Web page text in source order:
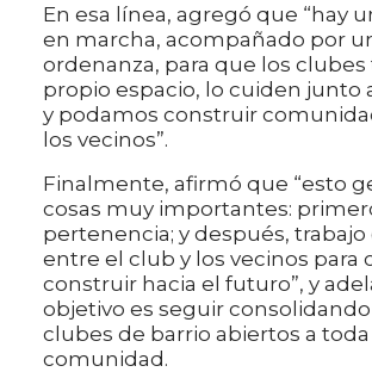
En esa línea, agregó que “hay
en marcha, acompañado por
ordenanza, para que los
propio espacio, lo cuiden junto
y podamos construir
los vecinos”.
Finalmente, afirmó que “esto
cosas muy importantes:
pertenencia; y después,
entre el club y los vecinos para
construir hacia el futuro”, y
objetivo es seguir
clubes de barrio abiertos a toda
comunidad.